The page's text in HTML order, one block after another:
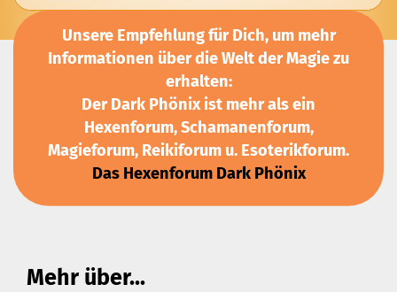
Unsere Empfehlung für Dich, um mehr
Informationen über die Welt der Magie zu
erhalten:
Der Dark Phönix ist mehr als ein
Hexenforum, Schamanenforum,
Magieforum, Reikiforum u. Esoterikforum.
Das Hexenforum Dark Phönix
Mehr über...